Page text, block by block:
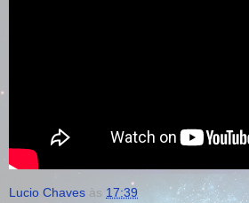
Lucio Chaves às 17:39